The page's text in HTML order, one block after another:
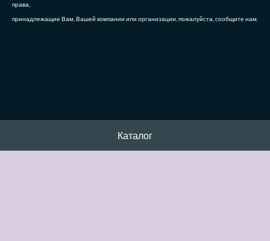
права,
принадлежащие Вам, Вашей компании или организации, пожалуйста, сообщите нам.
Каталог